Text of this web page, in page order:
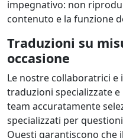
impegnativo: non
contenuto e la funzione
Traduzioni su
occasione
Le nostre collaboratrici
traduzioni specializzate
team accuratamente
specializzati per
Questi garantiscono che